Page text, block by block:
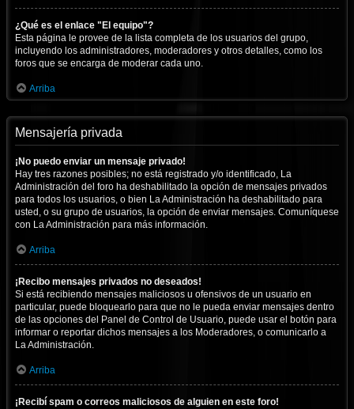
¿Qué es el enlace "El equipo"?
Esta página le provee de la lista completa de los usuarios del grupo,
incluyendo los administradores, moderadores y otros detalles, como los
foros que se encarga de moderar cada uno.
Arriba
Mensajería privada
¡No puedo enviar un mensaje privado!
Hay tres razones posibles; no está registrado y/o identificado, La
Administración del foro ha deshabilitado la opción de mensajes privados
para todos los usuarios, o bien La Administración ha deshabilitado para
usted, o su grupo de usuarios, la opción de enviar mensajes. Comuníquese
con La Administración para más información.
Arriba
¡Recibo mensajes privados no deseados!
Si está recibiendo mensajes maliciosos u ofensivos de un usuario en
particular, puede bloquearlo para que no le pueda enviar mensajes dentro
de las opciones del Panel de Control de Usuario, puede usar el botón para
informar o reportar dichos mensajes a los Moderadores, o comunicarlo a
La Administración.
Arriba
¡Recibí spam o correos maliciosos de alguien en este foro!